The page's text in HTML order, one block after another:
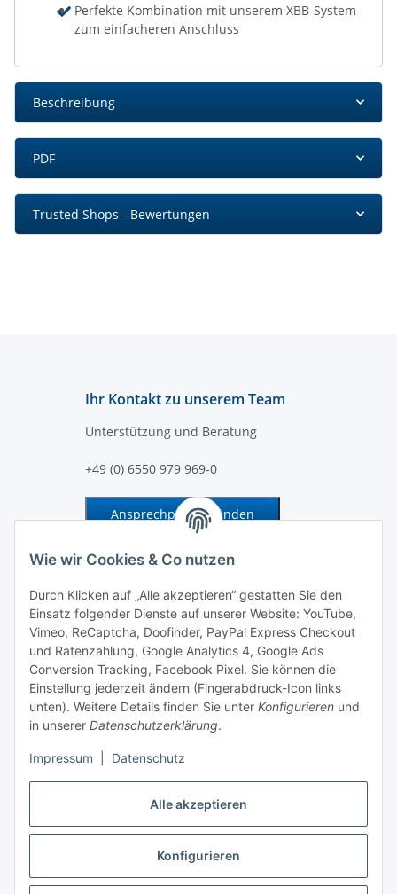
Alle akzeptieren
Konfigurieren
Wie wir Cookies & Co nutzen
Durch Klicken auf „Alle akzeptieren“ gestatten Sie den
Einsatz folgender Dienste auf unserer Website: YouTube,
Vimeo, ReCaptcha, Doofinder, PayPal Express Checkout
und Ratenzahlung, Google Analytics 4, Google Ads
Conversion Tracking, Facebook Pixel. Sie können die
Einstellung jederzeit ändern (Fingerabdruck-Icon links
unten). Weitere Details finden Sie unter Konfigurieren und
in unserer Datenschutzerklärung.
Impressum Datenschutz
Perfekte Kombination mit unserem XBB-System
zum einfacheren Anschluss
Beschreibung
PDF
Trusted Shops - Bewertungen
Ihr Kontakt zu unserem Team
Unterstützung und Beratung
+49 (0) 6550 979 969-0
Ansprechpartner finden
Information und Service
Zahlung und Versand
Vertrag widerrufen
* Alle Preise zzgl. gesetzlicher USt., zzgl.Versand